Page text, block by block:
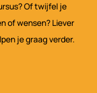
Of twijfel je
of wensen? Liever
je graag verder.